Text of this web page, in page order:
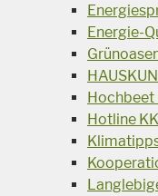
Energie-
Hochbeet
Hotline